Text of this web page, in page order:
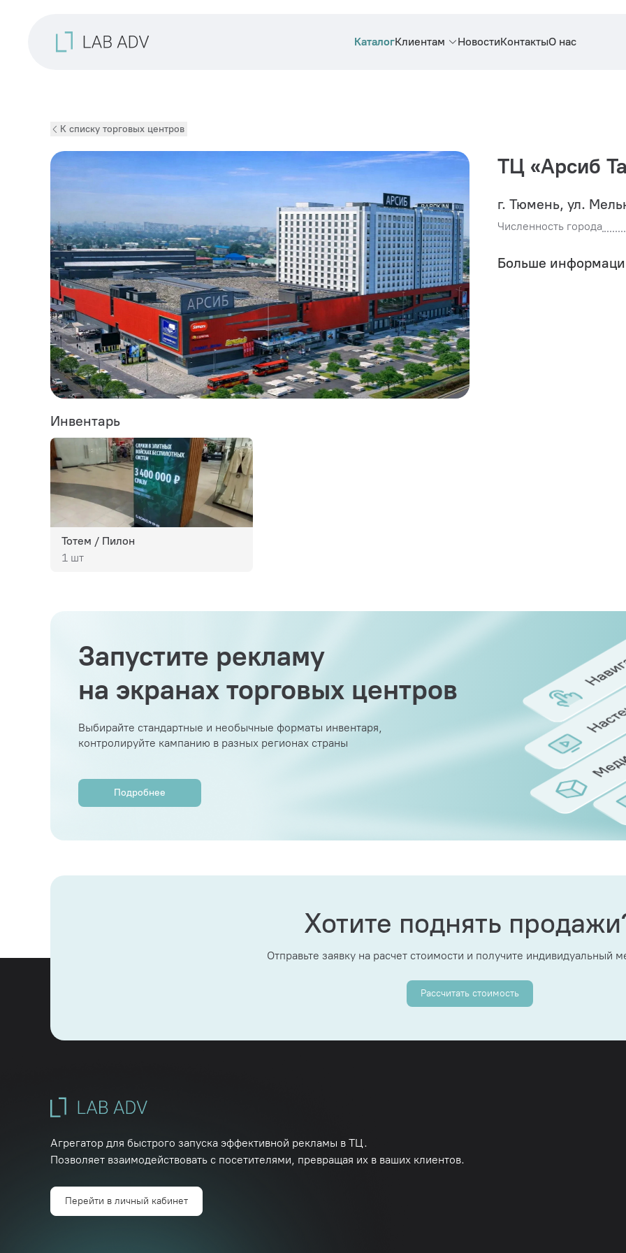
КаталогКлиентам НовостиКонтактыО нас
К списку торговых центров
Инвентарь
Тотем / Пилон
1 шт
ТЦ «Арсиб
г. Тюмень, ул.
Численность города
Больше
Запустите рекламу
на экранах торговых центров
Выбирайте стандартные и необычные форматы инвентаря,
контролируйте кампанию в разных регионах страны
Подробнее
Хотите поднять
Отправьте заявку на расчет стоимости и получите индивидуальный
Рассчитать стоимость
Агрегатор для быстрого запуска эффективной рекламы в ТЦ.
Позволяет взаимодействовать с посетителями, превращая их в ваших клиентов.
Перейти в личный кабинет